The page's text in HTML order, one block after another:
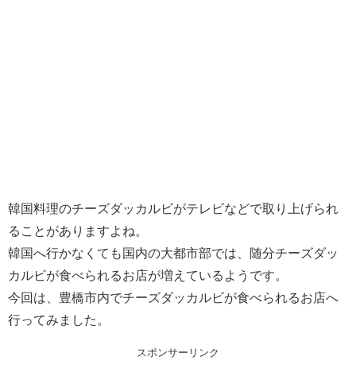
韓国料理のチーズダッカルビがテレビなどで取り上げられ
ることがありますよね。
韓国へ行かなくても国内の大都市部では、随分チーズダッ
カルビが食べられるお店が増えているようです。
今回は、豊橋市内でチーズダッカルビが食べられるお店へ
行ってみました。
スポンサーリンク